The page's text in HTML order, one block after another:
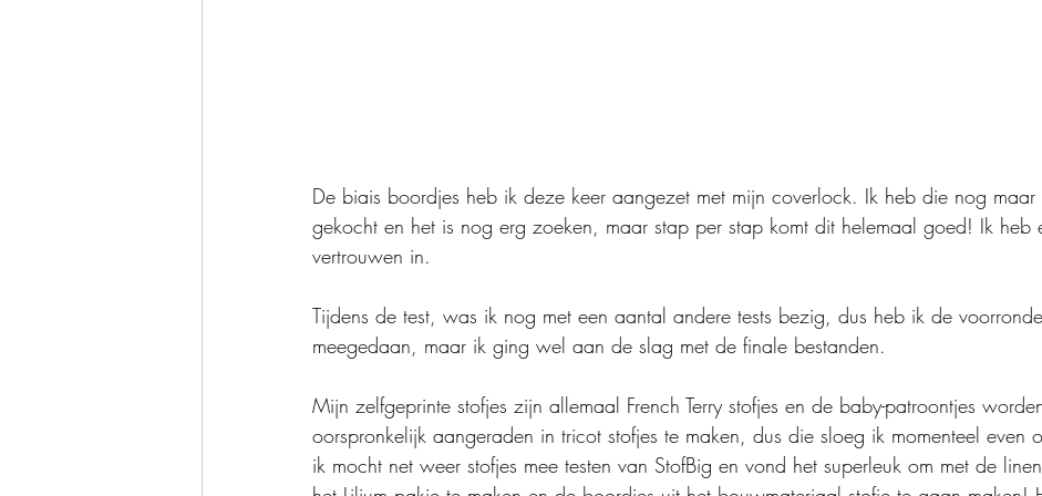
De biais boordjes heb ik deze keer aangezet met mijn coverlock. Ik heb die nog maar
gekocht en het is nog erg zoeken, maar stap per stap komt dit helemaal goed! Ik heb
vertrouwen in.
Tijdens de test, was ik nog met een aantal andere tests bezig, dus heb ik de
meegedaan, maar ik ging wel aan de slag met de finale bestanden.
Mijn zelfgeprinte stofjes zijn allemaal French Terry stofjes en de baby-patroontjes
oorspronkelijk aangeraden in tricot stofjes te maken, dus die sloeg ik momenteel even
ik mocht net weer stofjes mee testen van StofBig en vond het superleuk om met de